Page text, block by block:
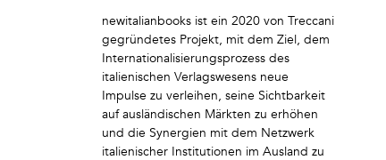
newitalianbooks ist ein 2020 von Treccani
gegründetes Projekt, mit dem Ziel, dem
Internationalisierungsprozess des
italienischen Verlagswesens neue
Impulse zu verleihen, seine Sichtbarkeit
auf ausländischen Märkten zu erhöhen
und die Synergien mit dem Netzwerk
italienischer Institutionen im Ausland zu